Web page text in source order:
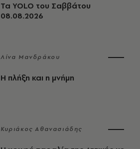
Τα YOLO του Σαββάτου
08.08.2026
Λίνα Μανδράκου
Η πλήξη και η μνήμη
Κυριάκος Αθανασιάδης